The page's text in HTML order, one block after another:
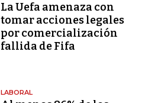
La Uefa amenaza con
tomar acciones legales
por comercialización
fallida de Fifa
LABORAL